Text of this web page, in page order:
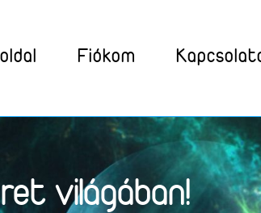
Fiókom
világában!